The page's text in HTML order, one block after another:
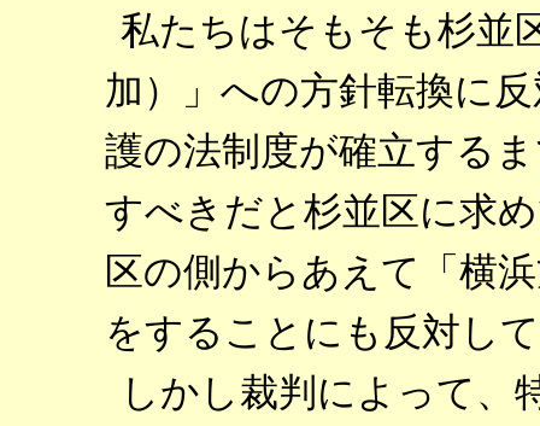
私たちはそもそも杉並
加）」への方針転換に
護の法制度が確立する
すべきだと杉並区に求
区の側からあえて「横
をすることにも反対し
しかし裁判によって、